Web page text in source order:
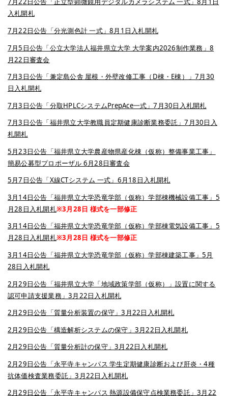
入札開札
7月22日公告「分光測色計 一式」8月1日入札開札
7月5日公告「公立大学法人福井県立大学 大学案内2026制作業務」8
月22日審査会
7月3日公告「兼定島公舎 屋根・外壁改修工事（D棟・E棟）」7月30
日入札開札
7月3日公告「分取HPLCシステムPrepAce一式」7月30日入札開札
7月3日公告「福井県立大学教職員定期健康診断業務委託」7月30日入
札開札
5月23日公告「福井県立大学農産物県産化棟（仮称）整備事業工事」
簡易公募型プロポーザル 6月28日審査会
5月7日公告「X線CTシステム 一式」6月18日入札開札
3月14日公告「福井県立大学恐竜学部（仮称）学部棟機械設備工事」5
月28日入札開札※3月28日 様式を一部修正
3月14日公告「福井県立大学恐竜学部（仮称）学部棟電気設備工事」5
月28日入札開札※3月28日 様式を一部修正
3月14日公告「福井県立大学恐竜学部（仮称）学部棟建築工事」5月
28日入札開札
2月29日公告「福井県立大学「地域政策学部（仮称）」設置に関する
認可申請支援業務」3月22日入札開札
2月29日公告「質量分析装置の保守」3月22日入札開札
2月29日公告「構造解析システムの保守」3月22日入札開札
2月29日公告「質量分析計の保守」3月22日入札開札
2月29日公告「永平寺キャンパス 学生定期健康診断および肝炎・4種
抗体価検査業務委託」3月22日入札開札
2月29日公告「永平寺キャンパス 熱源設備保守点検業務委託」3月22